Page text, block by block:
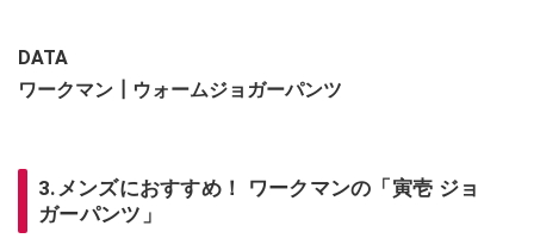
DATA
ワークマン┃ウォームジョガーパンツ
3.メンズにおすすめ！ ワークマンの「寅壱 ジョ
ガーパンツ」